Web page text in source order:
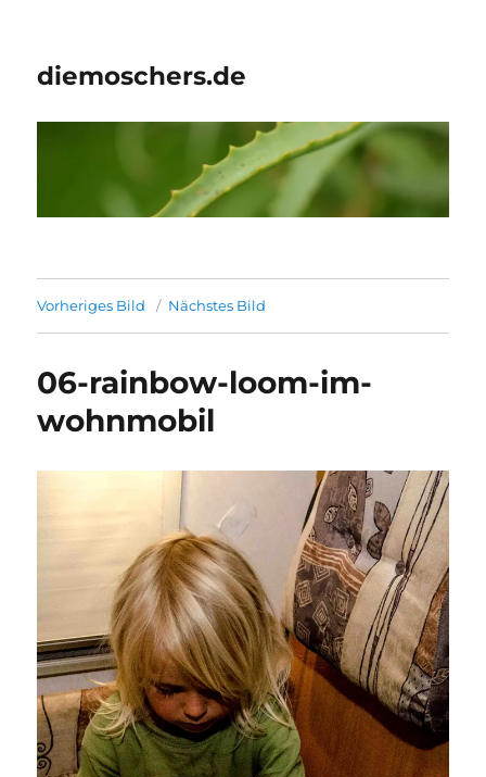
diemoschers.de
Vorheriges Bild Nächstes Bild
06-rainbow-loom-im-
wohnmobil